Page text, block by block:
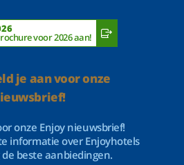
voor 2026 aan!
je aan voor onze
onze Enjoy nieuwsbrief!
informatie over Enjoyhotels
beste aanbiedingen.